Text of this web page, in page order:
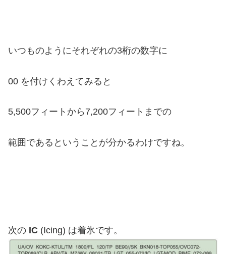
いつものようにそれぞれの3桁の数字に
00 を付けくわえてみると
5,500フィートから7,200フィートまでの
範囲であるということが分かるわけですね。
次の IC (Icing) は着氷です。